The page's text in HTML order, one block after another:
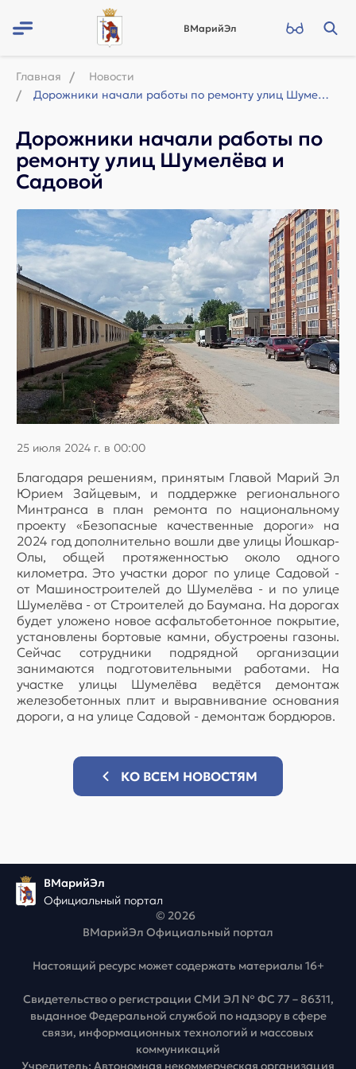
ВМарийЭл
Главная
Новости
Дорожники начали работы по ремонту улиц Шумелёва и Садовой
Дорожники начали работы по
ремонту улиц Шумелёва и
Садовой
25 июля 2024 г. в 00:00
Благодаря решениям, принятым Главой Марий Эл
Юрием Зайцевым, и поддержке регионального
Минтранса в план ремонта по национальному
проекту «Безопасные качественные дороги» на
2024 год дополнительно вошли две улицы Йошкар-
Олы, общей протяженностью около одного
километра. Это участки дорог по улице Садовой -
от Машиностроителей до Шумелёва - и по улице
Шумелёва - от Строителей до Баумана. На дорогах
будет уложено новое асфальтобетонное покрытие,
установлены бортовые камни, обустроены газоны.
Сейчас сотрудники подрядной организации
занимаются подготовительными работами. На
участке улицы Шумелёва ведётся демонтаж
железобетонных плит и выравнивание основания
дороги, а на улице Садовой - демонтаж бордюров.
КО ВСЕМ НОВОСТЯМ
ВМарийЭл
Официальный портал
© 2026
ВМарийЭл Официальный портал
Настоящий ресурс может содержать материалы 16+
Свидетельство о регистрации СМИ ЭЛ № ФС 77 – 86311,
выданное Федеральной службой по надзору в сфере
связи, информационных технологий и массовых
коммуникаций
Учредитель: Автономная некоммерческая организация